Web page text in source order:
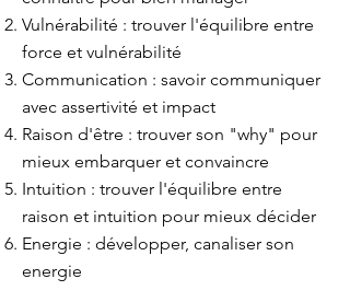
Vulnérabilité : trouver l'équilibre entre
force et vulnérabilité
Communication : savoir communiquer
avec assertivité et impact
Raison d'être : trouver son "why" pour
mieux embarquer et convaincre
Intuition : trouver l'équilibre entre
raison et intuition pour mieux décider
Energie : développer, canaliser son
energie